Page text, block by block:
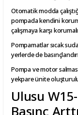
Otomatik modda
pompada kendini
çalışmaya karşı
Pompamatlar sıcak
yerlerde de
Pompa ve motor
yekpare ünite
Ulusu
Basınç